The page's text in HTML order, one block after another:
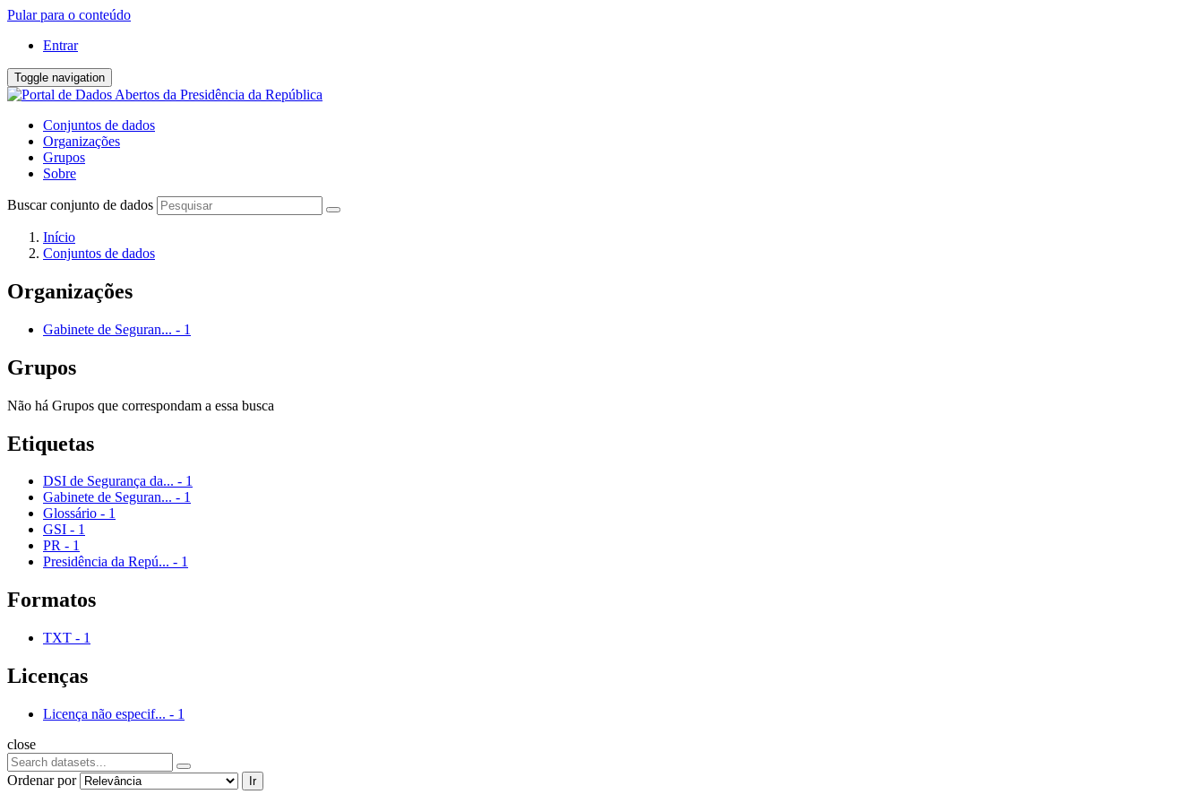
Pular para o conteúdo
Entrar
Toggle navigation
Conjuntos de dados
Organizações
Grupos
Sobre
Buscar conjunto de dados
Início
Conjuntos de dados
Organizações
Gabinete de Seguran... - 1
Grupos
Não há Grupos que correspondam a essa busca
Etiquetas
DSI de Segurança da... - 1
Gabinete de Seguran... - 1
Glossário - 1
GSI - 1
PR - 1
Presidência da Repú... - 1
Formatos
TXT - 1
Licenças
Licença não especif... - 1
close
Ordenar por Ir